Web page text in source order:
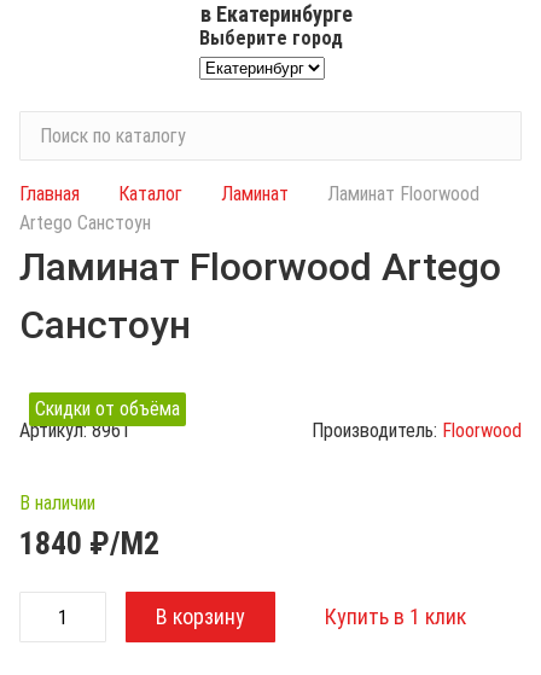
и
с
п
к
л
г
у
в Екатеринбурге
Выберите город
Главная Каталог Ламинат
Ламинат Floorwood
Artego Санстоун
Ламинат Floorwood Artego
Санстоун
Скидки от объёма
Артикул:8961 Производитель: Floorwood
В наличии
1840 ₽/М2